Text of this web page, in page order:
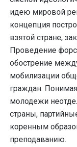
идею мировой
концепция
взятой стране,
Проведение
обострение
мобилизации
граждан.
молодежи
страны,
коренным
преподаванию.